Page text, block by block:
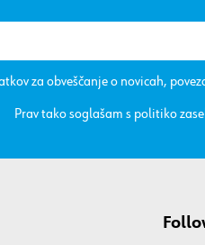
za obveščanje o novicah,
Prav tako soglašam s politiko